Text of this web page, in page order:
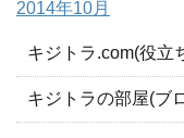
2014年10月
キジトラ.com(役立
キジトラの部屋(ブ